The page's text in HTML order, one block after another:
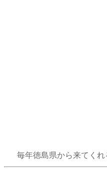
毎年徳島県から来てく